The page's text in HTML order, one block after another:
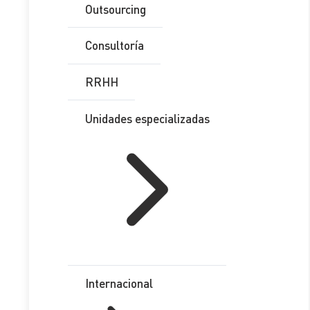
Outsourcing
Consultoría
RRHH
Unidades especializadas
Internacional
de las mismas en comparación con la tributación efectiva
que realizarían partes independientes.
artículos tendentes a regular a estas situaciones que
En definitiva se trata de conseguir una tributación real y no
deformada por el especial vínculo que une a ambas partes.